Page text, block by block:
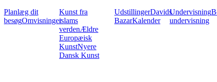
Planlæg dit
besøgOmvisninger
Kunst fra
islams
verdenÆldre
Europæisk
KunstNyere
Dansk Kunst
UdstillingerDavids
BazarKalender
Undervisning
undervisning